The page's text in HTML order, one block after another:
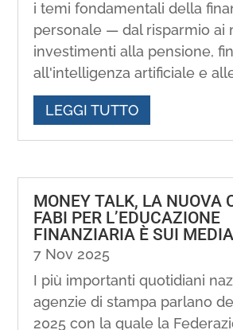
i temi fondamentali della
personale — dal risparmio ai
investimenti alla pensione,
all'intelligenza artificiale e
LEGGI TUTTO
MONEY TALK, LA NUOVA
FABI PER L’EDUCAZIONE
FINANZIARIA È SUI MEDIA
7 Nov 2025
I più importanti quotidiani
agenzie di stampa parlano
2025 con la quale la